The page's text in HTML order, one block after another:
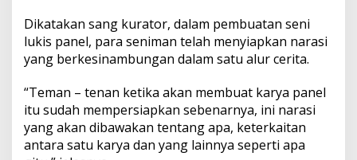
i
c
s
b
a
g
a
i
Dikatakan sang kurator, dalam pembuatan seni
lukis panel, para seniman telah menyiapkan narasi
yang berkesinambungan dalam satu alur cerita.
“Teman – tenan ketika akan membuat karya panel
itu sudah mempersiapkan sebenarnya, ini narasi
yang akan dibawakan tentang apa, keterkaitan
antara satu karya dan yang lainnya seperti apa